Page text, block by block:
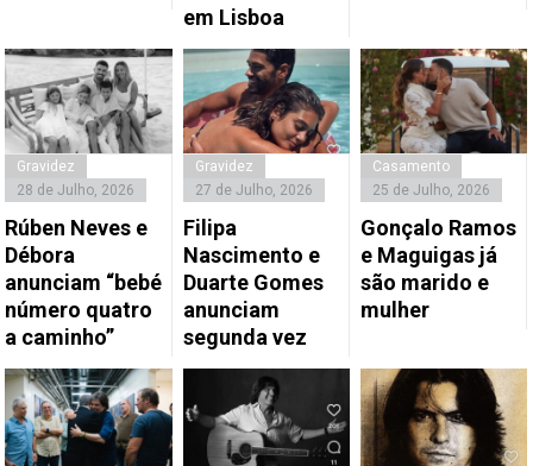
em Lisboa
Gravidez
28 de Julho, 2026
Rúben Neves e
Débora
anunciam “bebé
número quatro
a caminho”
Gravidez
27 de Julho, 2026
Filipa
Nascimento e
Duarte Gomes
anunciam
segunda vez
Casamento
25 de Julho, 2026
Gonçalo Ramos
e Maguigas já
são marido e
mulher